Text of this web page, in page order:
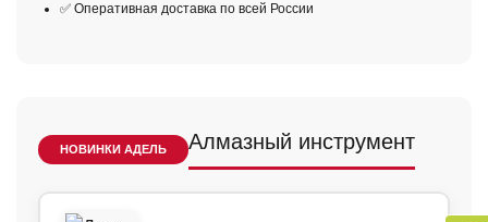
✅ Оперативная доставка по всей России
НОВИНКИ АДЕЛЬ Алмазный инструмент